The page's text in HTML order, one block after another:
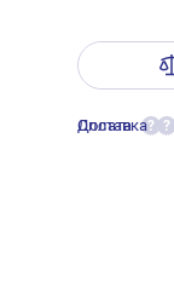
Оплата ?
Доставка ?